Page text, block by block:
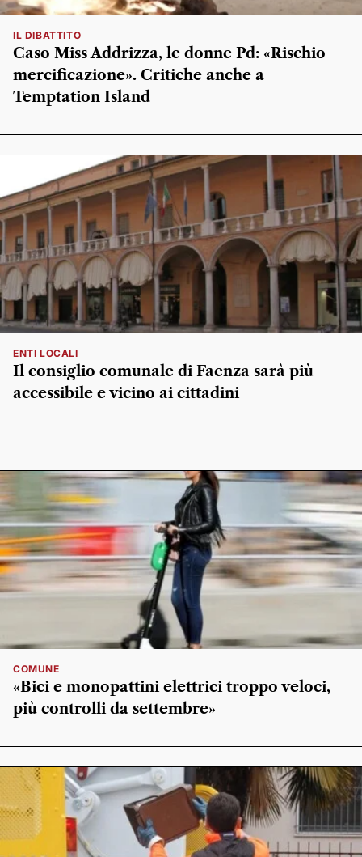
IL DIBATTITO
Caso Miss Addrizza, le donne Pd: «Rischio
mercificazione». Critiche anche a
Temptation Island
ENTI LOCALI
Il consiglio comunale di Faenza sarà più
accessibile e vicino ai cittadini
COMUNE
«Bici e monopattini elettrici troppo veloci,
più controlli da settembre»